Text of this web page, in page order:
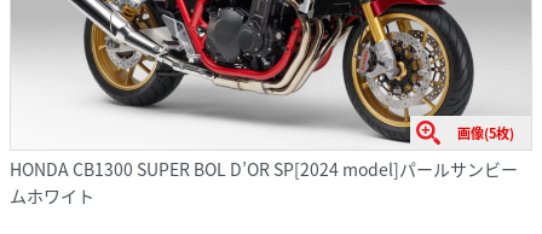
画像(5枚)
HONDA CB1300 SUPER BOL D’OR SP[2024 model]パールサンビー
ムホワイト